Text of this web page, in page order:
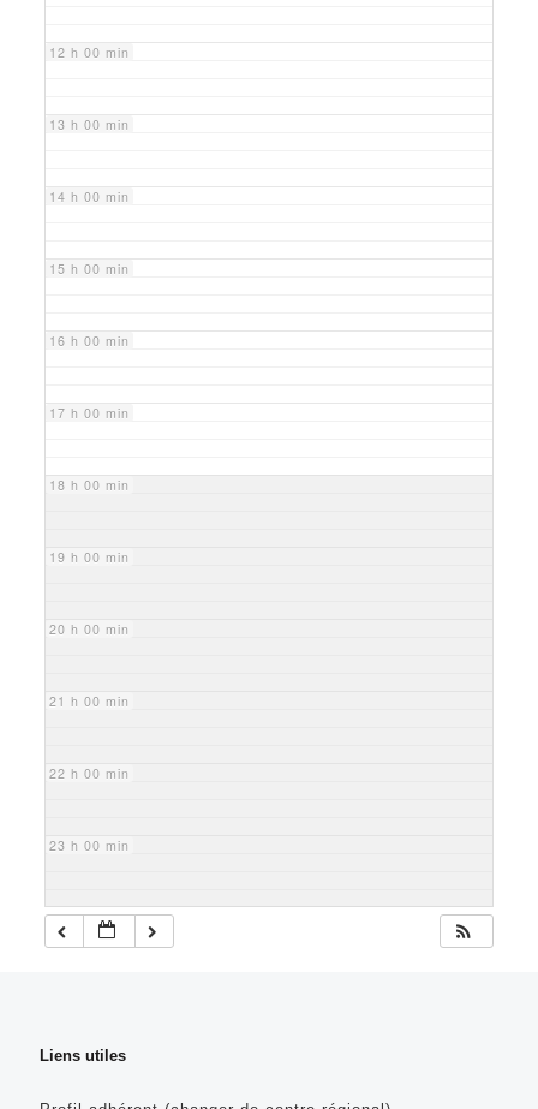
12 h 00 min
13 h 00 min
14 h 00 min
15 h 00 min
16 h 00 min
17 h 00 min
18 h 00 min
19 h 00 min
20 h 00 min
21 h 00 min
22 h 00 min
23 h 00 min
Liens utiles